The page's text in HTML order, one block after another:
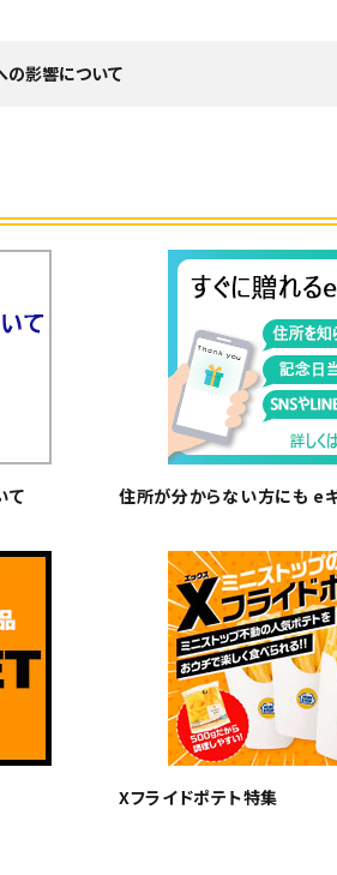
の影響について
て 住所が分からない方にも e
Xフライドポテト特集